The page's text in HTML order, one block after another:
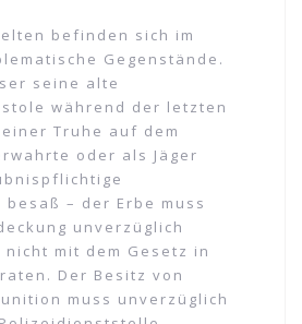
befinden sich im
Gegenstände.
seine alte
während der letzten
Truhe auf dem
oder als Jäger
– der Erbe muss
unverzüglich
mit dem Gesetz in
Der Besitz von
muss unverzüglich